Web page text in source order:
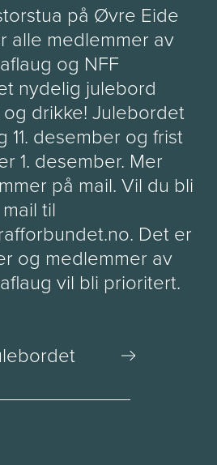
på Øvre Eide
alle medlemmer av
og NFF
nydelig julebord
drikke! Julebordet
11. desember og frist
1. desember. Mer
på mail. Vil du bli
til
Det er
og medlemmer av
vil bli prioritert.